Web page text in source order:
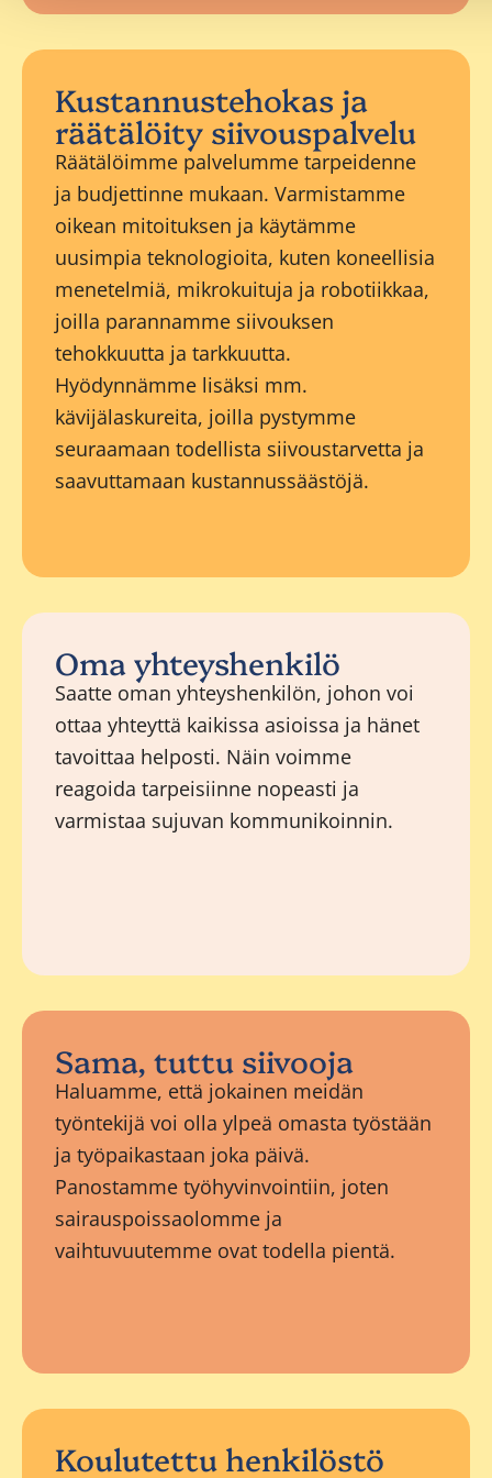
Kustannustehokas ja
räätälöity siivouspalvelu
Räätälöimme palvelumme tarpeidenne
ja budjettinne mukaan. Varmistamme
oikean mitoituksen ja käytämme
uusimpia teknologioita, kuten koneellisia
menetelmiä, mikrokuituja ja robotiikkaa,
joilla parannamme siivouksen
tehokkuutta ja tarkkuutta.
Hyödynnämme lisäksi mm.
kävijälaskureita, joilla pystymme
seuraamaan todellista siivoustarvetta ja
saavuttamaan kustannussäästöjä.
Oma yhteyshenkilö
Saatte oman yhteyshenkilön, johon voi
ottaa yhteyttä kaikissa asioissa ja hänet
tavoittaa helposti. Näin voimme
reagoida tarpeisiinne nopeasti ja
varmistaa sujuvan kommunikoinnin.
Sama, tuttu siivooja
Haluamme, että jokainen meidän
työntekijä voi olla ylpeä omasta työstään
ja työpaikastaan joka päivä.
Panostamme työhyvinvointiin, joten
sairauspoissaolomme ja
vaihtuvuutemme ovat todella pientä.
Koulutettu henkilöstö